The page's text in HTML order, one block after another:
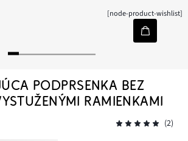
[node-product-wishlist]
PODPRSENKA BEZ
RAMIENKAMI
(2)